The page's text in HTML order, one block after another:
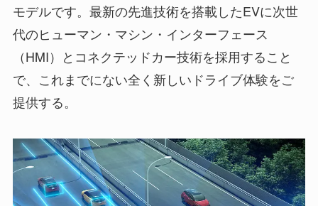
モデルです。最新の先進技術を搭載したEVに次世
代のヒューマン・マシン・インターフェース
（HMI）とコネクテッドカー技術を採用すること
で、これまでにない全く新しいドライブ体験をご
提供する。